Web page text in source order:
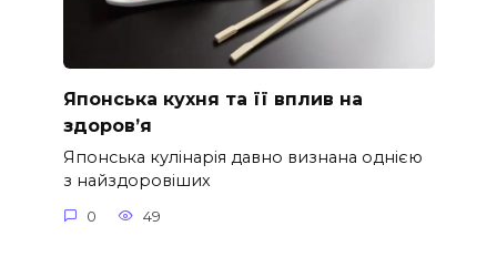
Японська кухня та її вплив на
здоров’я
Японська кулінарія давно визнана однією
з найздоровіших
0 49